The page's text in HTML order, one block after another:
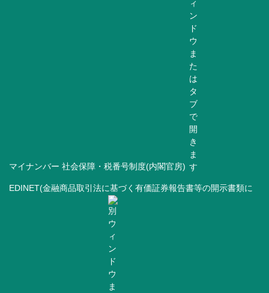
マイナンバー 社会保障・税番号制度(内閣官房)
EDINET(金融商品取引法に基づく有価証券報告書等の開示書類に